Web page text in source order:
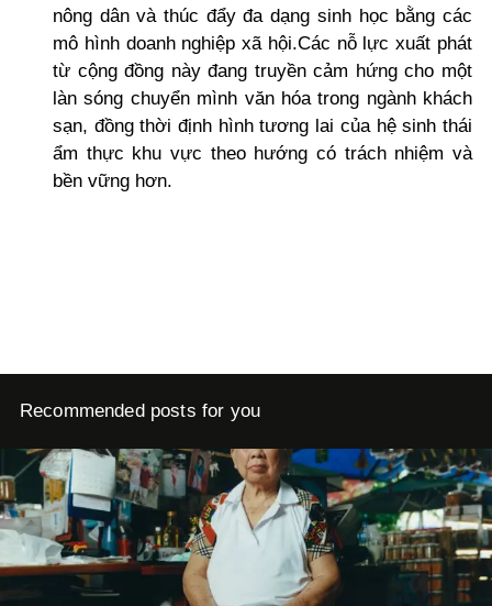
nông dân và thúc đẩy đa dạng sinh học bằng các
mô hình doanh nghiệp xã hội.Các nỗ lực xuất phát
từ cộng đồng này đang truyền cảm hứng cho một
làn sóng chuyển mình văn hóa trong ngành khách
sạn, đồng thời định hình tương lai của hệ sinh thái
ẩm thực khu vực theo hướng có trách nhiệm và
bền vững hơn.
Recommended posts for you